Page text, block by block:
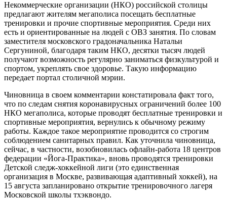
Некоммерческие организации (НКО) российской столицы
предлагают жителям мегаполиса посещать бесплатные
тренировки и прочие спортивные мероприятия. Среди них
есть и ориентированные на людей с ОВЗ занятия. По словам
заместителя московского градоначальника Натальи
Сергуниной, благодаря таким НКО, десятки тысяч людей
получают возможность регулярно заниматься физкультурой и
спортом, укреплять свое здоровье. Такую информацию
передает портал столичной мэрии.
Чиновница в своем комментарии констатировала факт того,
что по следам снятия коронавирусных ограничений более 100
НКО мегаполиса, которые проводят бесплатные тренировки и
спортивные мероприятия, вернулись к обычному режиму
работы. Каждое такое мероприятие проводится со строгим
соблюдением санитарных правил. Как уточнила чиновница,
сейчас, в частности, возобновилась офлайн-работа 18 центров
федерации «Йога-Практика», вновь проводятся тренировки
Детской следж-хоккейной лиги (это единственная
организация в Москве, развивающая адаптивный хоккей), на
15 августа запланировано открытие тренировочного лагеря
Московской школы тхэквондо.